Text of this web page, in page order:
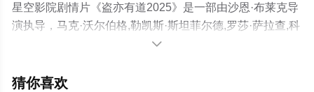
星空影院剧情片《盗亦有道2025》是一部由沙恩·布莱克导
演执导，马克·沃尔伯格,勒凯斯·斯坦菲尔德,罗莎·萨拉查,科
甘-迈克尔·凯,楚克武迪·武吉,纳特·沃尔夫,格瑞辰·摩尔,托马
达,Claire,Lovering,柴·汉森,Sebastian,Carr,尼克·拉塞

猜你喜欢